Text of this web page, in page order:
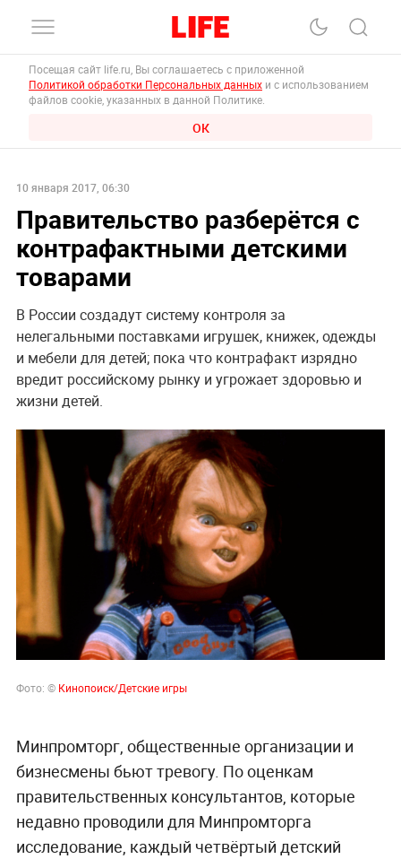
Посещая сайт life.ru, Вы соглашаетесь с приложенной
Политикой обработки Персональных данных и с использованием
файлов cookie, указанных в данной Политике.
ОК
10 января 2017, 06:30
Правительство разберётся с
контрафактными детскими
товарами
В России создадут систему контроля за
нелегальными поставками игрушек, книжек, одежды
и мебели для детей; пока что контрафакт изрядно
вредит российскому рынку и угрожает здоровью и
жизни детей.
Фото: © Кинопоиск/Детские игры
Минпромторг, общественные организации и
бизнесмены бьют тревогу. По оценкам
правительственных консультантов, которые
недавно проводили для Минпромторга
исследование, каждый четвёртый детский